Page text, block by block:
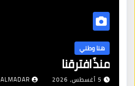
هنا وطني
منذُ افترقنا
5 أغسطس، 2026 ALMADAR